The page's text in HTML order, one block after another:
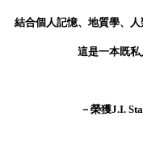
結合個人記憶、地質學、
這是一本既私
－榮獲J.I.